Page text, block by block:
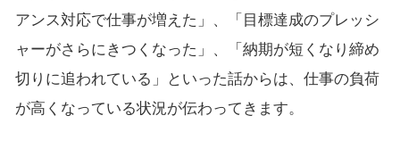
アンス対応で仕事が増えた」、「目標達成のプレッシ
ャーがさらにきつくなった」、「納期が短くなり締め
切りに追われている」といった話からは、仕事の負荷
が高くなっている状況が伝わってきます。